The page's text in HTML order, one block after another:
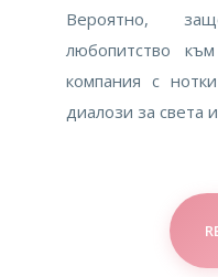
Вероятно,
любопитство
компания с
диалози за света